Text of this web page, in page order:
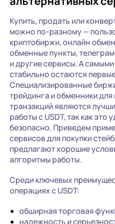
Купить, продать или
можно по-разному —
криптобиржи, онлайн
обменные пункты,
и другие сервисы. А
стабильно остаются
Специализированные
трейдинга и обменники
транзакций являются
работы с USDT, так как это
безопасно. Приведем
сервисов для покупки
предлагают хорошие
алгоритмы работы.
Среди ключевых
операциях с USDT:
обширная торговая
надежность и